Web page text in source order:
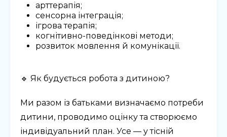
арттерапія;
сенсорна інтеграція;
ігрова терапія;
когнітивно-поведінкові методи;
розвиток мовлення й комунікації.
🔹 Як будується робота з дитиною?
Ми разом із батьками визначаємо потреби
дитини, проводимо оцінку та створюємо
індивідуальний план. Усе — у тісній